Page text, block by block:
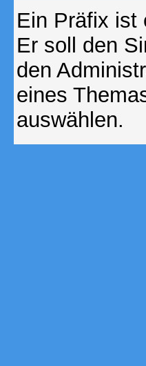
Ein Präfix ist
Er soll den
den
eines
auswählen.